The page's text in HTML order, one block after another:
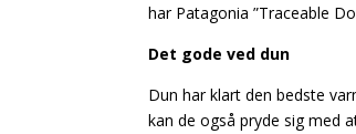
har Patagonia ”Traceable
Det gode ved dun
Dun har klart den bedste
kan de også pryde sig med